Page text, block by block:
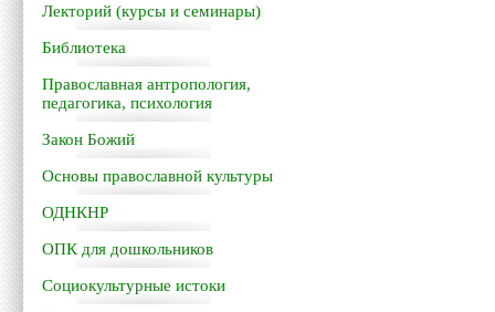
Лекторий (курсы и семинары)
Библиотека
Православная антропология,
педагогика, психология
Закон Божий
Основы православной культуры
ОДНКНР
ОПК для дошкольников
Социокультурные истоки